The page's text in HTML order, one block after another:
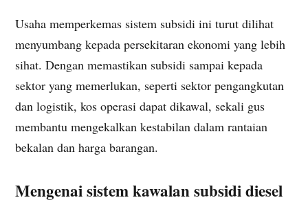
Usaha memperkemas sistem subsidi ini turut dilihat
menyumbang kepada persekitaran ekonomi yang lebih
sihat. Dengan memastikan subsidi sampai kepada
sektor yang memerlukan, seperti sektor pengangkutan
dan logistik, kos operasi dapat dikawal, sekali gus
membantu mengekalkan kestabilan dalam rantaian
bekalan dan harga barangan.
Mengenai sistem kawalan subsidi diesel